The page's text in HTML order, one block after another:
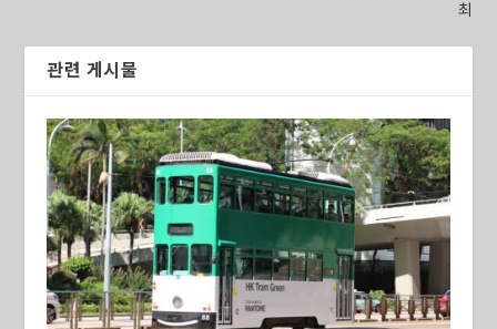
최
관련 게시물